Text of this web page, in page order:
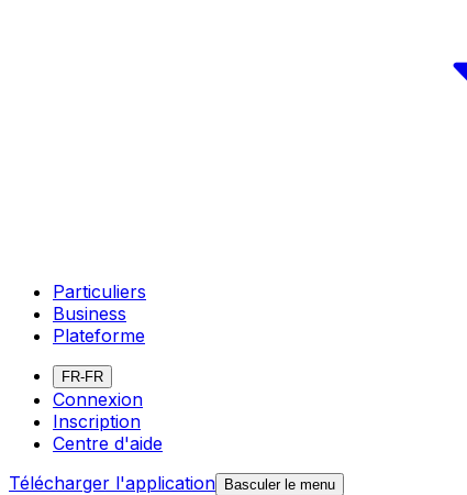
Particuliers
Business
Plateforme
FR-FR
Connexion
Inscription
Centre d'aide
Télécharger l'application Basculer le menu